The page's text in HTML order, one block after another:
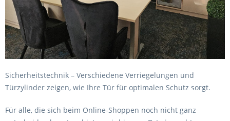
Sicherheitstechnik – Verschiedene Verriegelungen und
Türzylinder zeigen, wie Ihre Tür für optimalen Schutz sorgt.
Für alle, die sich beim Online-Shoppen noch nicht ganz